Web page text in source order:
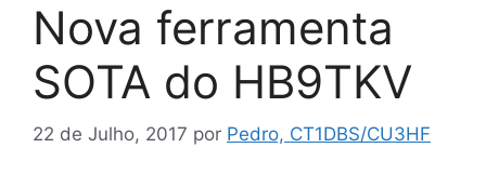
Nova ferramenta
SOTA do HB9TKV
22 de Julho, 2017 por Pedro, CT1DBS/CU3HF